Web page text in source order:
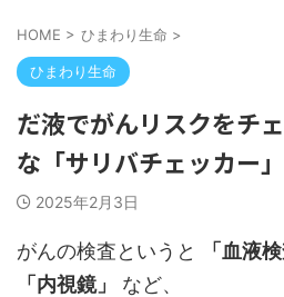
HOME > ひまわり生命 >
ひまわり生命
だ液でがんリスクをチ
な「サリバチェッカー
2025年2月3日
がんの検査というと
「血液
「内視鏡」
など、